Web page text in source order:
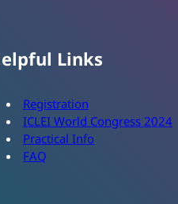
Links
Registration
ICLEI World Congress 2024
Practical Info
FAQ